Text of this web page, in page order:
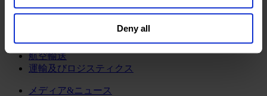
general collection and use of personal information see
Deny all
ビジネスサービス
プロフェッショナルサービス
ホスピタリティ、旅行・レジャー
不動産
航空輸送
運輸及びロジスティクス
メディア&ニュース